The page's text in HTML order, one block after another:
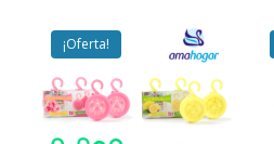
€1,65.
€1,10.
¡Oferta!